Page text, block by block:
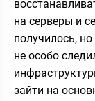
на серверы и
получилось,
не особо
зайти на